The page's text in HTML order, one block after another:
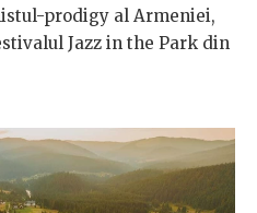
prodigy al Armeniei,
Jazz in the Park din